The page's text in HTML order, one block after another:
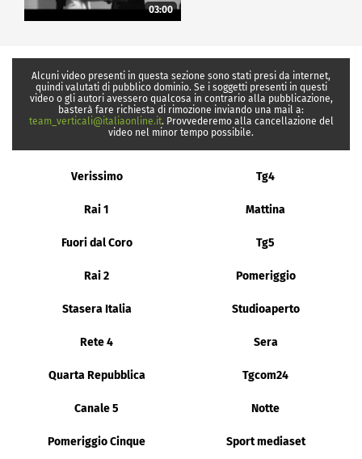
03:00
Alcuni video presenti in questa sezione sono stati presi da internet,
quindi valutati di pubblico dominio. Se i soggetti presenti in questi
video o gli autori avessero qualcosa in contrario alla pubblicazione,
basterà fare richiesta di rimozione inviando una mail a:
team_verticali@italiaonline.it. Provvederemo alla cancellazione del
video nel minor tempo possibile.
Verissimo Tg4
Rai 1 Mattina
Fuori dal Coro Tg5
Rai 2 Pomeriggio
Stasera Italia Studioaperto
Rete 4 Sera
Quarta Repubblica Tgcom24
Canale 5 Notte
Pomeriggio Cinque Sport mediaset